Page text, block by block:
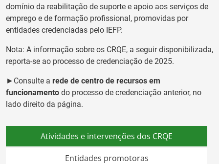
domínio da reabilitação de suporte e apoio aos serviços de
emprego e de formação profissional, promovidas por
entidades credenciadas pelo IEFP.
Nota: A informação sobre os CRQE, a seguir disponibilizada,
reporta-se ao processo de credenciação de 2025.
►Consulte a rede de centro de recursos em
funcionamento do processo de credenciação anterior, no
lado direito da página.
Atividades e intervenções dos CRQE
Entidades promotoras